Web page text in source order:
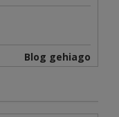
Blog gehiago